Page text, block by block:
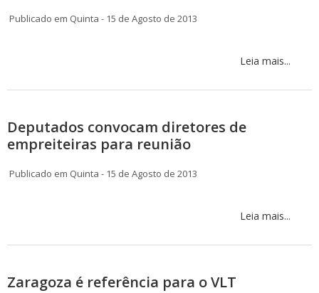
Publicado em Quinta - 15 de Agosto de 2013
Leia mais...
Deputados convocam diretores de
empreiteiras para reunião
Publicado em Quinta - 15 de Agosto de 2013
Leia mais...
Zaragoza é referência para o VLT